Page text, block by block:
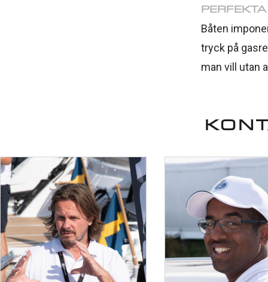
Båten
tryck på
man vill utan